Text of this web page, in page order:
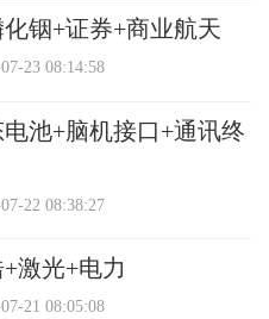
铟+证券+商业航天
23 08:14:58
池+脑机接口+通讯终
22 08:38:27
激光+电力
21 08:05:08